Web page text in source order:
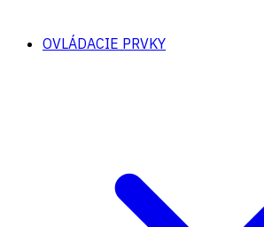
OVLÁDACIE PRVKY